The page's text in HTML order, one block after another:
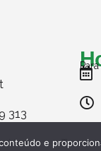
313
Termos
e